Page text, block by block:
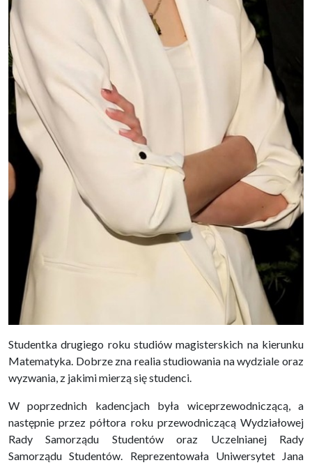
Studentka drugiego roku studiów magisterskich na kierunku
Matematyka. Dobrze zna realia studiowania na wydziale oraz
wyzwania, z jakimi mierzą się studenci.
W poprzednich kadencjach była wiceprzewodniczącą, a
następnie przez półtora roku przewodniczącą Wydziałowej
Rady Samorządu Studentów oraz Uczelnianej Rady
Samorządu Studentów. Reprezentowała Uniwersytet Jana